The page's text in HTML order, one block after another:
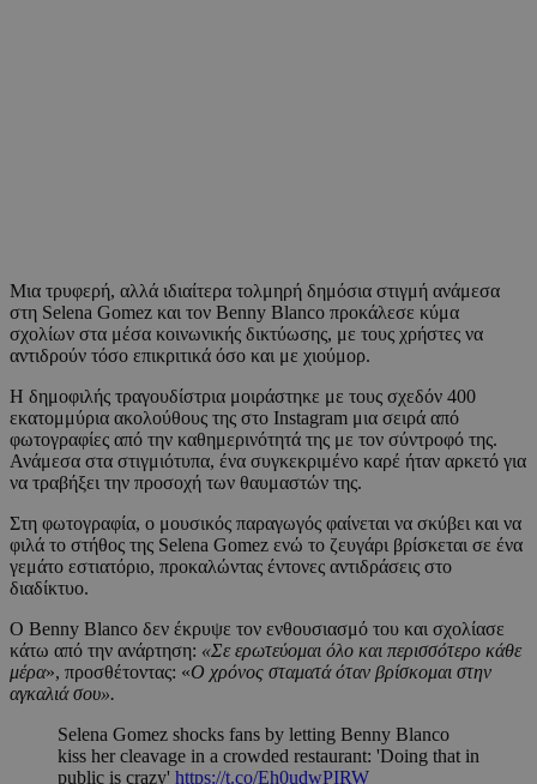
Μια τρυφερή, αλλά ιδιαίτερα τολμηρή δημόσια στιγμή ανάμεσα
στη Selena Gomez και τον Benny Blanco προκάλεσε κύμα
σχολίων στα μέσα κοινωνικής δικτύωσης, με τους χρήστες να
αντιδρούν τόσο επικριτικά όσο και με χιούμορ.
Η δημοφιλής τραγουδίστρια μοιράστηκε με τους σχεδόν 400
εκατομμύρια ακολούθους της στο Instagram μια σειρά από
φωτογραφίες από την καθημερινότητά της με τον σύντροφό της.
Ανάμεσα στα στιγμιότυπα, ένα συγκεκριμένο καρέ ήταν αρκετό για
να τραβήξει την προσοχή των θαυμαστών της.
Στη φωτογραφία, ο μουσικός παραγωγός φαίνεται να σκύβει και να
φιλά το στήθος της Selena Gomez ενώ το ζευγάρι βρίσκεται σε ένα
γεμάτο εστιατόριο, προκαλώντας έντονες αντιδράσεις στο
διαδίκτυο.
Ο Benny Blanco δεν έκρυψε τον ενθουσιασμό του και σχολίασε
κάτω από την ανάρτηση: «Σε ερωτεύομαι όλο και περισσότερο κάθε
μέρα», προσθέτοντας: «Ο χρόνος σταματά όταν βρίσκομαι στην
αγκαλιά σου».
Selena Gomez shocks fans by letting Benny Blanco
kiss her cleavage in a crowded restaurant: 'Doing that in
public is crazy' https://t.co/Eh0udwPIRW